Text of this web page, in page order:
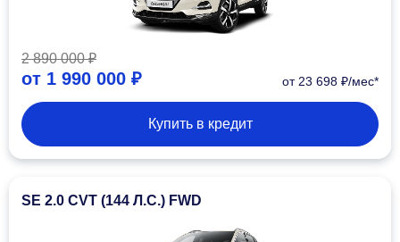
2 890 000 ₽
от 1 990 000 ₽ от 23 698 ₽/мес*
Купить в кредит
SE 2.0 CVT (144 Л.С.) FWD